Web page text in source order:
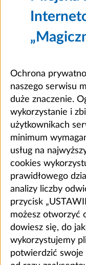
Ochrona
naszego serwisu
duże znaczenie.
wykorzystanie i
użytkownikach
minimum
usług na
cookies
prawidłowego
analizy liczby
przycisk
możesz otworzyć
dowiesz się, do
wykorzystujemy
potwierdzić